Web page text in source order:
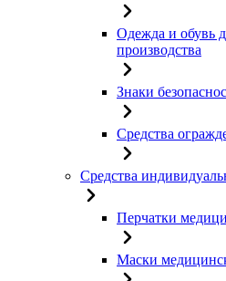
Одежда и обувь
производства
Знаки
Средства
Средства
Перчатки
Маски